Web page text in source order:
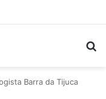
Barra da Tijuca